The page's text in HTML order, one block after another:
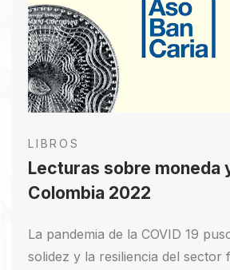
LIBROS
Lecturas sobre moneda
Colombia 2022
La pandemia de la COVID 19
solidez y la resiliencia del sector